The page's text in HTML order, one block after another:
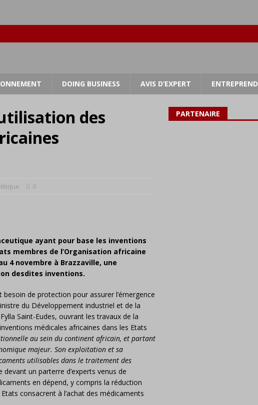
DOING BUSINESS AVIS D’EXPERT
des
0
ayant pour base les inventions
membres de l’Organisation africaine
4 novembre à Brazzaville, une
desdites inventions.
de protection pour assurer l’émergence
du Développement industriel et de la
Saint-Eudes, ouvrant les travaux de la
médicales africaines dans les Etats
au sein du continent africain, et partant
majeur. Son exploitation et sa
utilisables dans le traitement des
devant un parterre d’experts venus de
en dépend, y compris la réduction
consacrent à l’achat des médicaments
PARTENAIRE